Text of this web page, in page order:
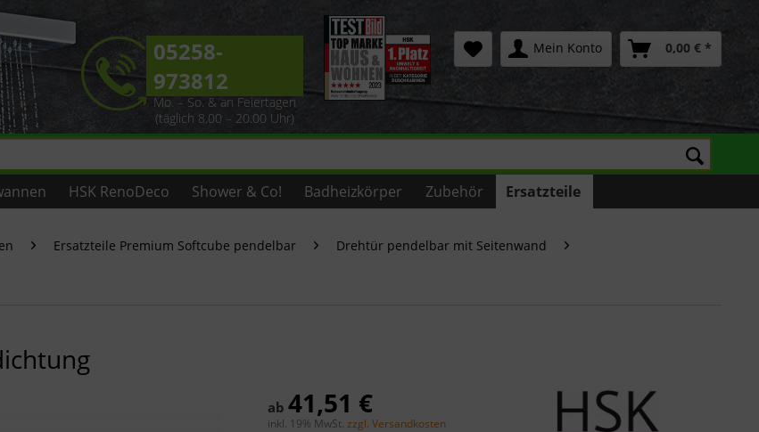
05258-
973812
Mo. – So. & an Feiertagen
(täglich 8.00 – 20.00 Uhr)
Mein Konto 0,00 € *
HSK RenoDeco Shower & Co! Badheizkörper Zubehör Ersatzteile
Ersatzteile Premium Softcube pendelbar Drehtür pendelbar mit Seitenwand
ab 41,51 €
inkl. 19% MwSt. zzgl. Versandkosten